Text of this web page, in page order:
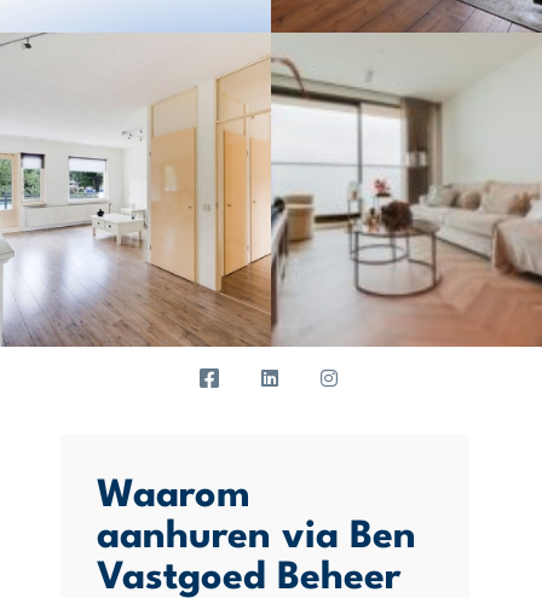
Waarom
aanhuren via Ben
Vastgoed Beheer